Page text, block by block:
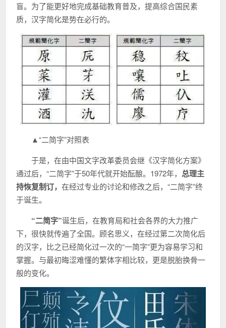
盲。为了能更好地完成基础教育普及，提高综合国民素
质，汉字简化是势在必行的。
▲“二简字”对照表
于是，在由中国文字改革委员会继《汉字简化方案》
通过后，“二简字”于50年代就开始酝酿。1972年， 总理主
持恢复制订，在经过专业的讨论和修改之后，“二简字”终
于诞生。
“二简字”诞生后，在教育局和社会各界的大力推广
下，很快就传遍了全国。顾名思义，在经过第二次简化后
的汉字，比之已经简化过一次的“一简字”更为容易学习和
掌握。与最初晦涩难懂的繁体字相比较，更是脱胎换骨一
般的变化。